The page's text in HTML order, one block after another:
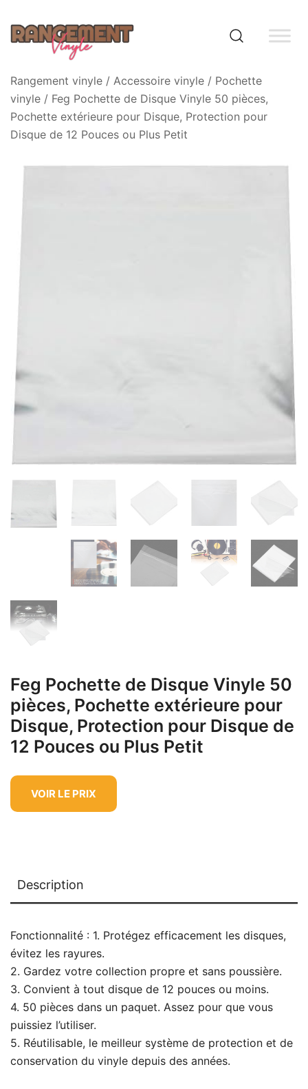
content
Rangement vinyle
Rangement vinyle / Accessoire vinyle / Pochette
vinyle / Feg Pochette de Disque Vinyle 50 pièces,
Pochette extérieure pour Disque, Protection pour
Disque de 12 Pouces ou Plus Petit
Feg Pochette de Disque Vinyle 50
pièces, Pochette extérieure pour
Disque, Protection pour Disque de
12 Pouces ou Plus Petit
VOIR LE PRIX
Description
Fonctionnalité : 1. Protégez efficacement les disques,
évitez les rayures.
2. Gardez votre collection propre et sans poussière.
3. Convient à tout disque de 12 pouces ou moins.
4. 50 pièces dans un paquet. Assez pour que vous
puissiez l’utiliser.
5. Réutilisable, le meilleur système de protection et de
conservation du vinyle depuis des années.